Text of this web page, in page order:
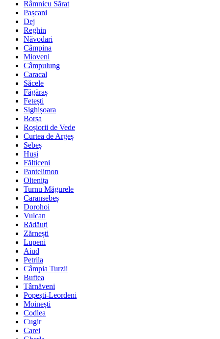
Râmnicu Sărat
Pașcani
Dej
Reghin
Năvodari
Câmpina
Mioveni
Câmpulung
Caracal
Săcele
Făgăraș
Fetești
Sighișoara
Borșa
Roșiorii de Vede
Curtea de Argeș
Sebeș
Huși
Fălticeni
Pantelimon
Oltenița
Turnu Măgurele
Caransebeș
Dorohoi
Vulcan
Rădăuți
Zărnești
Lupeni
Aiud
Petrila
Câmpia Turzii
Buftea
Târnăveni
Popești-Leordeni
Moinești
Codlea
Cugir
Carei